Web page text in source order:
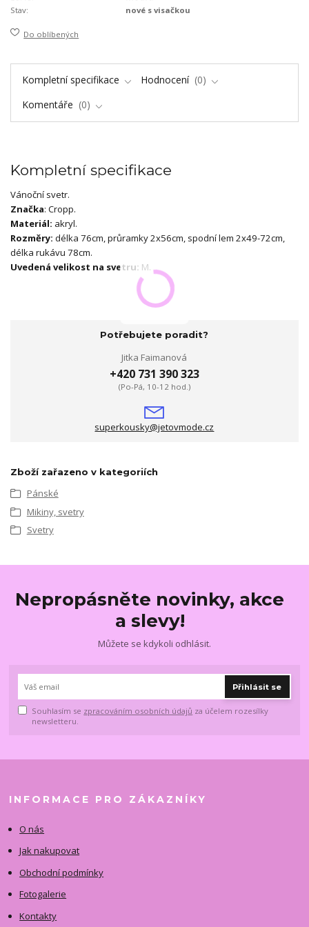
Stav:
nové s visačkou
Do oblíbených
Kompletní specifikace Hodnocení
0
Komentáře
0
Kompletní specifikace
Vánoční svetr.
Značka: Cropp.
Materiál: akryl.
Rozměry: délka 76cm, průramky 2x56cm, spodní lem 2x49-72cm,
délka rukávu 78cm.
Uvedená velikost na svetru: M.
Potřebujete poradit?
Jitka Faimanová
+420 731 390 323
(Po-Pá, 10-12 hod.)
superkousky@jetovmode.cz
Zboží zařazeno v kategoriích
Pánské
Mikiny, svetry
Svetry
Nepropásněte novinky, akce
a slevy!
Můžete se kdykoli odhlásit.
Přihlásit se
Souhlasím se zpracováním osobních údajů za účelem rozesílky
newsletteru.
INFORMACE PRO ZÁKAZNÍKY
O nás
Jak nakupovat
Obchodní podmínky
Fotogalerie
Kontakty